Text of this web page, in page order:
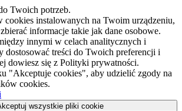
Twoich potrzeb.
instalowanych na Twoim urządzeniu,
informacje takie jak dane osobowe.
innymi w celach analitycznych i
dostosować treści do Twoich preferencji i
dowiesz się z Polityki prywatności.
"Akceptuje cookies", aby udzielić zgody na
cookies.
wszystkie pliki cookie